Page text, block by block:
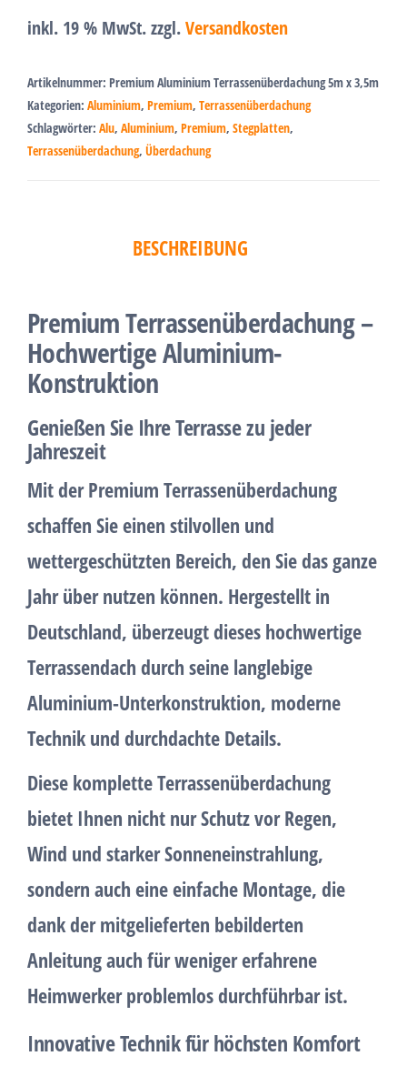
inkl. 19 % MwSt.zzgl.Versandkosten
Artikelnummer: Premium Aluminium Terrassenüberdachung 5m x 3,5m
Kategorien: Aluminium, Premium, Terrassenüberdachung
Schlagwörter: Alu, Aluminium, Premium, Stegplatten,
Terrassenüberdachung, Überdachung
BESCHREIBUNG
Premium Terrassenüberdachung –
Hochwertige Aluminium-
Konstruktion
Genießen Sie Ihre Terrasse zu jeder
Jahreszeit
Mit derPremium Terrassenüberdachung
schaffen Sie einen stilvollen und
wettergeschützten Bereich, den Siedas ganze
Jahr über nutzen können. Hergestellt in
Deutschland, überzeugt dieses hochwertige
Terrassendach durch seine langlebige
Aluminium-Unterkonstruktion, moderne
Technik und durchdachte Details.
Diese komplette Terrassenüberdachung
bietet Ihnen nicht nur Schutz vor Regen,
Wind und starker Sonneneinstrahlung,
sondern auch eineeinfache Montage, die
dank der mitgelieferten bebilderten
Anleitung auch für weniger erfahrene
Heimwerker problemlos durchführbar ist.
Innovative Technik für höchsten Komfort